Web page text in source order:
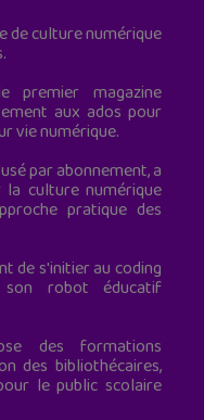
de culture numérique
premier magazine
aux ados pour
vie numérique.
par abonnement, a
culture numérique
pratique des
de s'initier au coding
robot éducatif
des formations
des bibliothécaires,
le public scolaire